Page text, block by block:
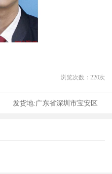
浏览次数： 220次
发货地:广东省深圳市宝安区